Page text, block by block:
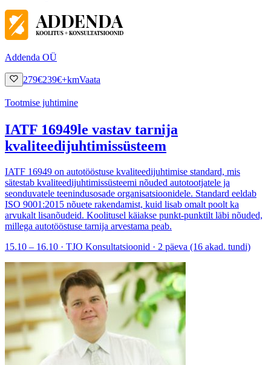
Addenda OÜ
279€239€+kmVaata
Tootmise juhtimine
IATF 16949le vastav tarnija
kvaliteedijuhtimissüsteem
IATF 16949 on autotööstuse kvaliteedijuhtimise standard, mis
sätestab kvaliteedijuhtimissüsteemi nõuded autotootjatele ja
seonduvatele teenindusosade organisatsioonidele. Standard eeldab
ISO 9001:2015 nõuete rakendamist, kuid lisab omalt poolt ka
arvukalt lisanõudeid. Koolitusel käiakse punkt-punktilt läbi nõuded,
millega autotööstuse tarnija arvestama peab.
15.10 – 16.10 · TJO Konsultatsioonid · 2 päeva (16 akad. tundi)